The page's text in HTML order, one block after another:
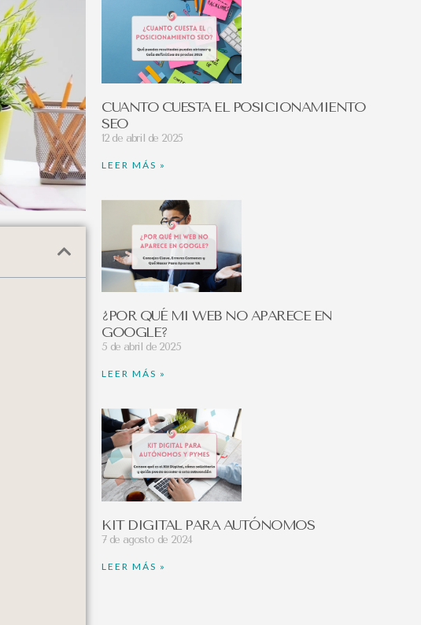
CUANTO CUESTA EL POSICIONAMIENTO
SEO
12 de abril de 2025
LEER MÁS »
¿POR QUÉ MI WEB NO APARECE EN
GOOGLE?
5 de abril de 2025
LEER MÁS »
KIT DIGITAL PARA AUTÓNOMOS
7 de agosto de 2024
LEER MÁS »